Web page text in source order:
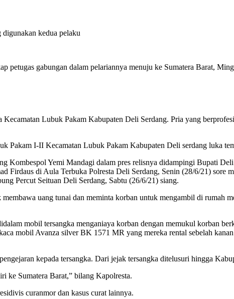
kedua pelaku
petugas gabungan dalam pelariannya menuju ke Sumatera Barat,
Lubuk Pakam Kabupaten Deli Serdang. Pria yang
Pakam I-II Kecamatan Lubuk Pakam Kabupaten Deli serdang luka
Kombespol Yemi Mandagi dalam pres relisnya didampingi Bupati
Firdaus di Aula Terbuka Polresta Deli Serdang, Senin (28/6/21) sore
Percut Seituan Deli Serdang, Sabtu (26/6/21) siang.
uang tunai dan meminta korban untuk mengambil di rumah
mobil tersangka menganiaya korban dengan memukul korban
mobil Avanza silver BK 1571 MR yang mereka rental sebelah
kepada tersangka. Dari jejak tersangka ditelusuri hingga
ke Sumatera Barat,” bilang Kapolresta.
curanmor dan kasus curat lainnya.